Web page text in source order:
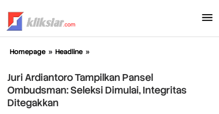
konten
Homepage » Headline »
Tampilkan
Pansel
Ombudsman:
Juri Ardiantoro Tampilkan Pansel
Ombudsman: Seleksi Dimulai, Integritas
Ditegakkan